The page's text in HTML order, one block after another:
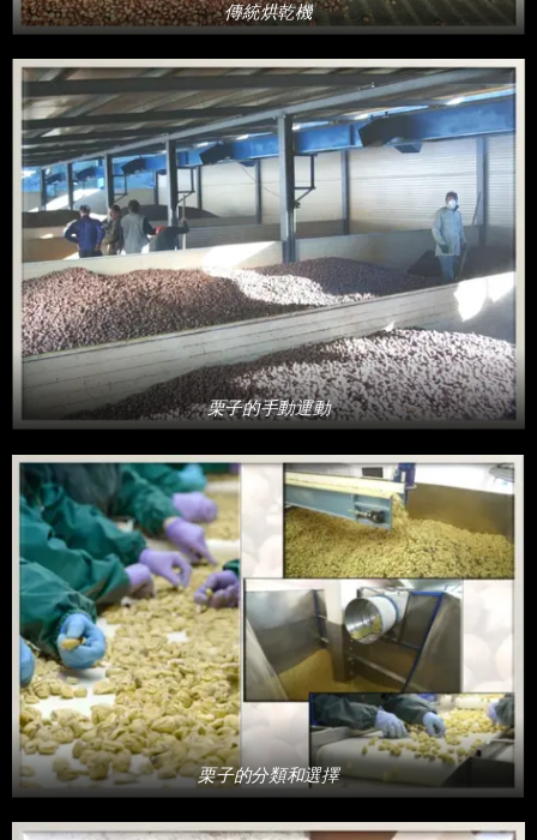
傳統烘乾機
栗子的手動運動
栗子的分類和選擇